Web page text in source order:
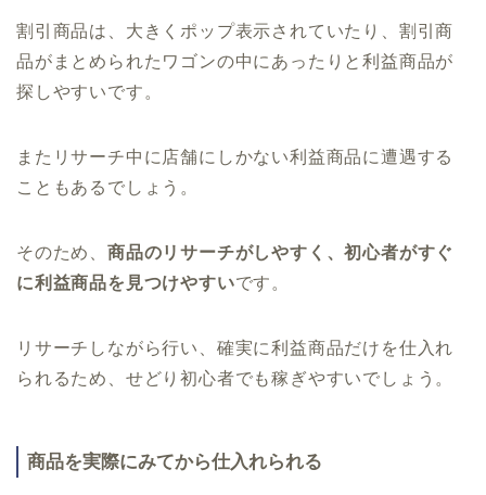
割引商品は、大きくポップ表示されていたり、割引商
品がまとめられたワゴンの中にあったりと利益商品が
探しやすいです。
またリサーチ中に店舗にしかない利益商品に遭遇する
こともあるでしょう。
そのため、 商品のリサーチがしやすく、初心者がすぐ
に利益商品を見つけやすいです。
リサーチしながら行い、確実に利益商品だけを仕入れ
られるため、せどり初心者でも稼ぎやすいでしょう。
商品を実際にみてから仕入れられる